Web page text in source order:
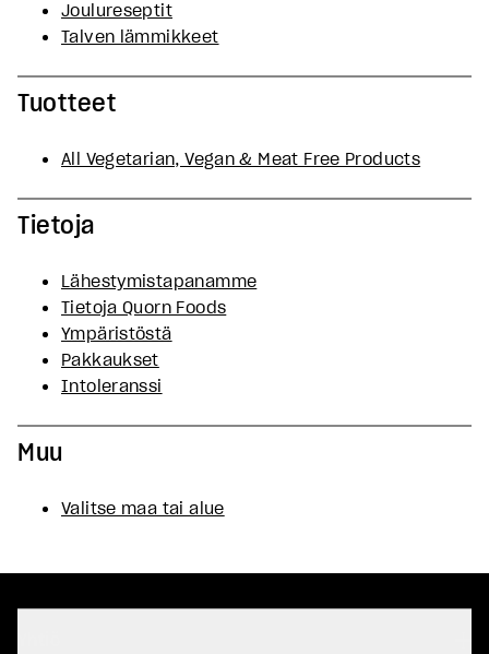
Joulureseptit
Talven lämmikkeet
Tuotteet
All Vegetarian, Vegan & Meat Free Products
Tietoja
Lähestymistapanamme
Tietoja Quorn Foods
Ympäristöstä
Pakkaukset
Intoleranssi
Muu
Valitse maa tai alue